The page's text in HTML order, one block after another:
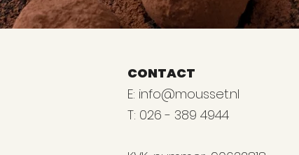
CONTACT
E: info@mousset.nl
T: 026 - 389 4944